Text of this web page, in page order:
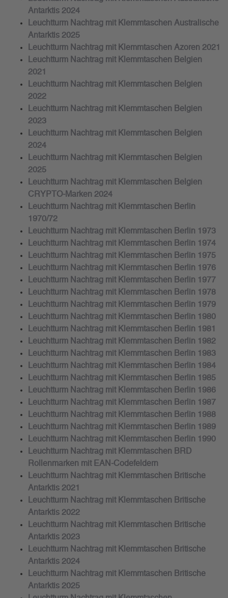
Antarktis 2024
Leuchtturm Nachtrag mit Klemmtaschen Australische
Antarktis 2025
Leuchtturm Nachtrag mit Klemmtaschen Azoren 2021
Leuchtturm Nachtrag mit Klemmtaschen Belgien
2021
Leuchtturm Nachtrag mit Klemmtaschen Belgien
2022
Leuchtturm Nachtrag mit Klemmtaschen Belgien
2023
Leuchtturm Nachtrag mit Klemmtaschen Belgien
2024
Leuchtturm Nachtrag mit Klemmtaschen Belgien
2025
Leuchtturm Nachtrag mit Klemmtaschen Belgien
CRYPTO-Marken 2024
Leuchtturm Nachtrag mit Klemmtaschen Berlin
1970/72
Leuchtturm Nachtrag mit Klemmtaschen Berlin 1973
Leuchtturm Nachtrag mit Klemmtaschen Berlin 1974
Leuchtturm Nachtrag mit Klemmtaschen Berlin 1975
Leuchtturm Nachtrag mit Klemmtaschen Berlin 1976
Leuchtturm Nachtrag mit Klemmtaschen Berlin 1977
Leuchtturm Nachtrag mit Klemmtaschen Berlin 1978
Leuchtturm Nachtrag mit Klemmtaschen Berlin 1979
Leuchtturm Nachtrag mit Klemmtaschen Berlin 1980
Leuchtturm Nachtrag mit Klemmtaschen Berlin 1981
Leuchtturm Nachtrag mit Klemmtaschen Berlin 1982
Leuchtturm Nachtrag mit Klemmtaschen Berlin 1983
Leuchtturm Nachtrag mit Klemmtaschen Berlin 1984
Leuchtturm Nachtrag mit Klemmtaschen Berlin 1985
Leuchtturm Nachtrag mit Klemmtaschen Berlin 1986
Leuchtturm Nachtrag mit Klemmtaschen Berlin 1987
Leuchtturm Nachtrag mit Klemmtaschen Berlin 1988
Leuchtturm Nachtrag mit Klemmtaschen Berlin 1989
Leuchtturm Nachtrag mit Klemmtaschen Berlin 1990
Leuchtturm Nachtrag mit Klemmtaschen BRD
Rollenmarken mit EAN-Codefeldern
Leuchtturm Nachtrag mit Klemmtaschen Britische
Antarktis 2021
Leuchtturm Nachtrag mit Klemmtaschen Britische
Antarktis 2022
Leuchtturm Nachtrag mit Klemmtaschen Britische
Antarktis 2023
Leuchtturm Nachtrag mit Klemmtaschen Britische
Antarktis 2024
Leuchtturm Nachtrag mit Klemmtaschen Britische
Antarktis 2025